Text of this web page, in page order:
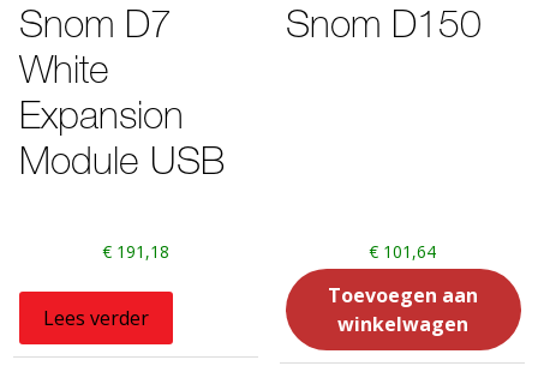
Snom D7
White
Expansion
Module USB
€ 191,18
Lees verder
Snom D150
€101,64
Toevoegen aan
winkelwagen